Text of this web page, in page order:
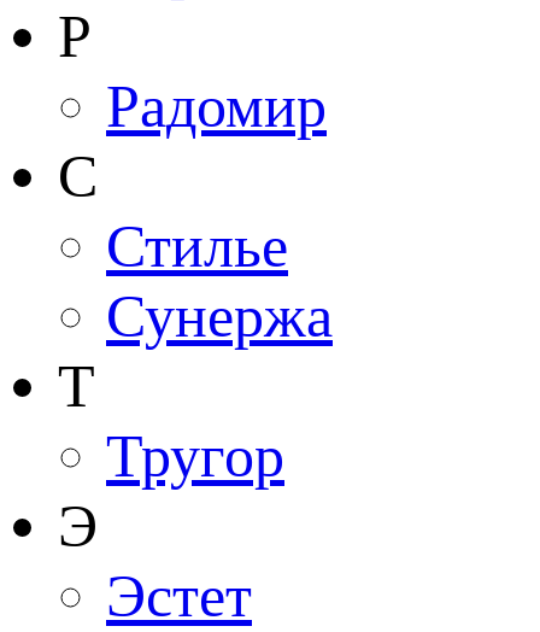
Р
Радомир
С
Стилье
Сунержа
Т
Тругор
Э
Эстет